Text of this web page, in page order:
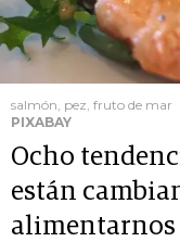
salmón, pez, fruto de mar
PIXABAY
Ocho
están
alimentarnos